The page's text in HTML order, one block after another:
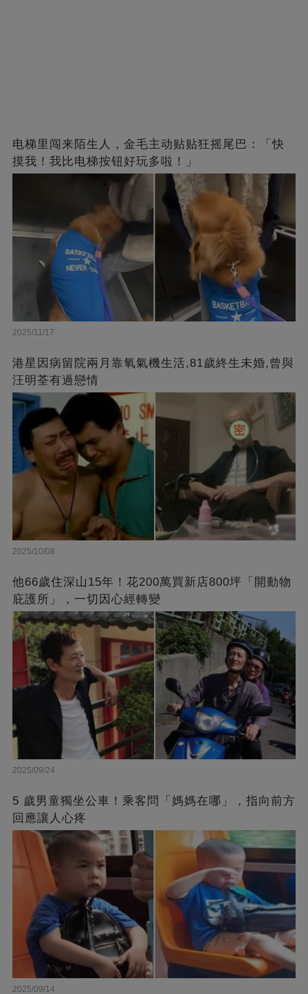
电梯里闯来陌生人，金毛主动贴贴狂摇尾巴：「快
摸我！我比电梯按钮好玩多啦！」
2025/11/17
港星因病留院兩月靠氧氣機生活,81歲終生未婚,曾與
汪明荃有過戀情
2025/10/08
他66歲住深山15年！花200萬買新店800坪「開動物
庇護所」，一切因心經轉變
2025/09/24
5 歲男童獨坐公車！乘客問「媽媽在哪」，指向前方
回應讓人心疼
2025/09/14